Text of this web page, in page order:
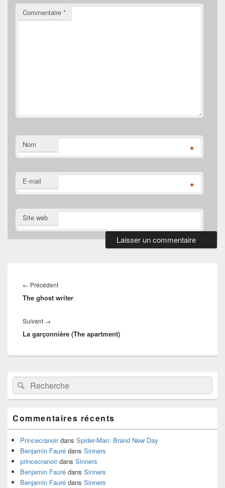
Commentaire *
Nom *
E-mail *
Site web
de
l’article
← PrécédentArticle
précédent :
The ghost writer
Suivant →
suivant :
La garçonnière (The apartment)
Zone
principale
de
widget
barre
latérale
Recherche :Rechercher
Commentaires récents
Princecranoirdans Spider-Man: Brand New Day
Benjamin Fauré dans Sinners
princecranoirdans Sinners
Benjamin Fauré dans Sinners
Benjamin Fauré dans Sinners